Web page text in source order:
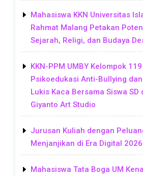
Mahasiswa KKN Universitas
Rahmat Malang Petakan
Sejarah, Religi, dan Budaya
KKN-PPM UMBY Kelompok
Psikoedukasi Anti-Bullying
Lukis Kaca Bersama Siswa SD
Giyanto Art Studio
Jurusan Kuliah dengan
Menjanjikan di Era Digital 2026
Mahasiswa Tata Boga UM